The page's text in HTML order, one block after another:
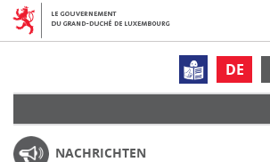
DE
NACHRICHTEN